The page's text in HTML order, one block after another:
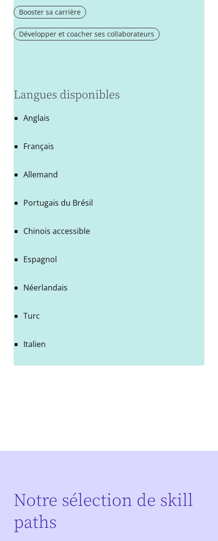
Booster sa carrière
Développer et coacher ses collaborateurs
Langues disponibles
Anglais
Français
Allemand
Portugais du Brésil
Chinois accessible
Espagnol
Néerlandais
Turc
Italien
Notre sélection de skill
paths